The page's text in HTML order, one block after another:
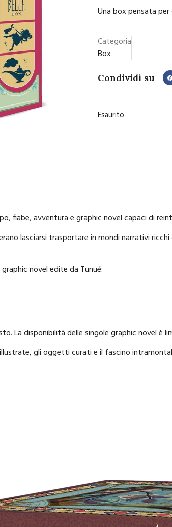
Una box pensata
Categoria
Box
Condividi su
Esaurito
fiabe, avventura e graphic novel capaci di
lasciarsi trasportare in mondi narrativi
novel edite da Tunué:
La disponibilità delle singole graphic novel è
gli oggetti curati e il fascino